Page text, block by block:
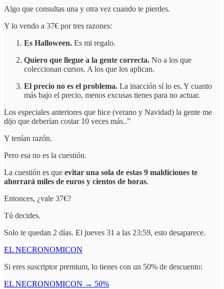
Algo que consultas una y otra vez cuando te pierdes.
Y lo vendo a 37€ por tres razones:
Es Halloween. Es mi regalo.
Quiero que llegue a la gente correcta. No a los que
coleccionan cursos. A los que los aplican.
El precio no es el problema. La inacción sí lo es. Y cuanto
más bajo el precio, menos excusas tienes para no actuar.
Los especiales anteriores que hice (verano y Navidad) la gente me
dijo que deberían costar 10 veces más..”
Y tenían razón.
Pero esa no es la cuestión.
La cuestión es que evitar una sola de estas 9 maldiciones te
ahorrará miles de euros y cientos de horas.
Entonces, ¿vale 37€?
Tú decides.
Solo te quedan 2 días. El jueves 31 a las 23:59, esto desaparece.
EL NECRONOMICON
Si eres suscriptor premium, lo tienes con un 50% de descuento:
EL NECRONOMICON → 50%